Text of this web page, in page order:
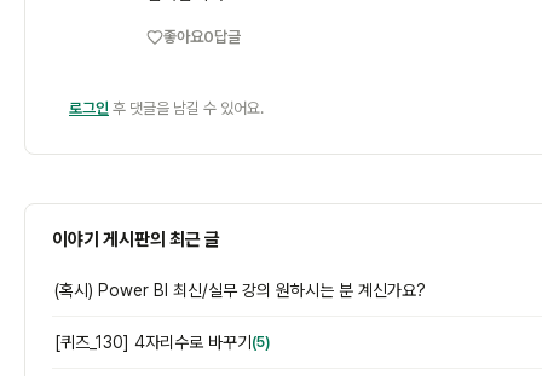
좋아요0답글
로그인 후 댓글을 남길 수 있어요.
이야기 게시판의 최근 글
(혹시) Power BI 최신/실무 강의 원하시는 분 계신가요?
[퀴즈_130] 4자리수로 바꾸기 (5)